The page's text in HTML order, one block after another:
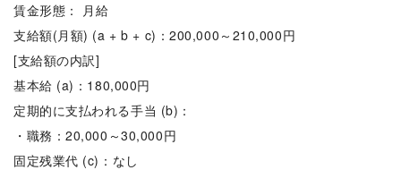
賃金形態： 月給
支給額(月額) (a + b + c)：200,000～210,000円
[支給額の内訳]
基本給 (a)：180,000円
定期的に支払われる手当 (b)：
・職務：20,000～30,000円
固定残業代 (c)：なし